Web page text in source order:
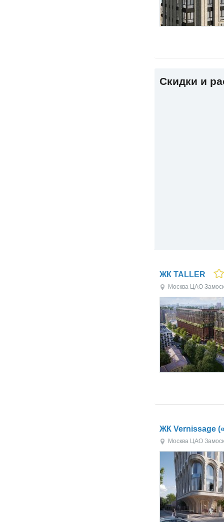
Скидки и
ЖК TALLER
Москва ЦАО
ЖК Vernissage
Москва ЦАО